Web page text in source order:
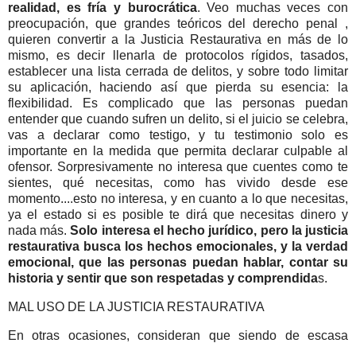
realidad, es fría y burocrática. Veo muchas veces con
preocupación, que grandes teóricos del derecho penal ,
quieren convertir a la Justicia Restaurativa en más de lo
mismo, es decir llenarla de protocolos rígidos, tasados,
establecer una lista cerrada de delitos, y sobre todo limitar
su aplicación, haciendo así que pierda su esencia: la
flexibilidad. Es complicado que las personas puedan
entender que cuando sufren un delito, si el juicio se celebra,
vas a declarar como testigo, y tu testimonio solo es
importante en la medida que permita declarar culpable al
ofensor. Sorpresivamente no interesa que cuentes como te
sientes, qué necesitas, como has vivido desde ese
momento....esto no interesa, y en cuanto a lo que necesitas,
ya el estado si es posible te dirá que necesitas dinero y
nada más.Solo interesa el hecho jurídico, pero la justicia
restaurativa busca los hechos emocionales, y la verdad
emocional, que las personas puedan hablar, contar su
historia y sentir que son respetadas y comprendidas.
MAL USO DE LA JUSTICIA RESTAURATIVA
En otras ocasiones, consideran que siendo de escasa